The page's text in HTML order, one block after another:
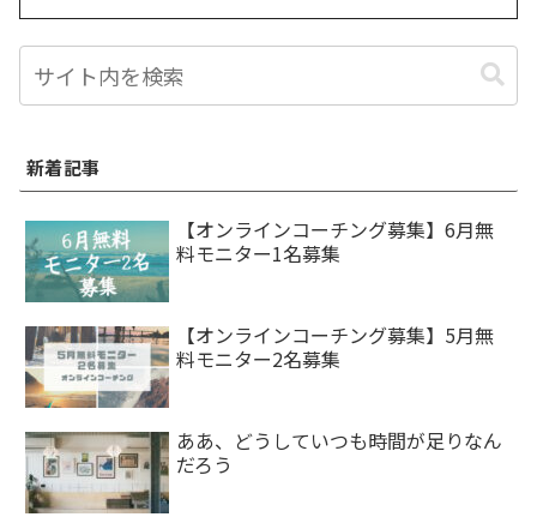
新着記事
【オンラインコーチング募集】6月無
料モニター1名募集
【オンラインコーチング募集】5月無
料モニター2名募集
ああ、どうしていつも時間が足りなん
だろう